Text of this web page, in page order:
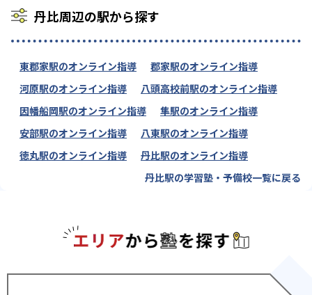
丹比周辺の駅から探す
東郡家駅のオンライン指導
郡家駅のオンライン指導
河原駅のオンライン指導
八頭高校前駅のオンライン指導
因幡船岡駅のオンライン指導
隼駅のオンライン指導
安部駅のオンライン指導
八東駅のオンライン指導
徳丸駅のオンライン指導
丹比駅のオンライン指導
丹比駅の学習塾・予備校一覧に戻る